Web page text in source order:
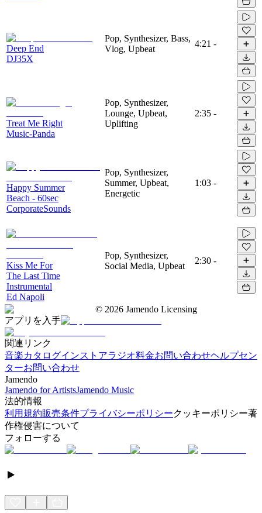
Deep End
DJ35X
Pop, Synthesizer, Bass,
Vlog, Upbeat
4:21 -
Treat Me Right
Music-Panda
Pop, Synthesizer,
Lounge, Upbeat,
Uplifting
2:35 -
Happy Summer
Beach - 60sec
CorporateSounds
Pop, Synthesizer,
Summer, Upbeat,
Energetic
1:03 -
Kiss Me For
The Last Time
Instrumental
Ed Napoli
Pop, Synthesizer,
Social Media, Upbeat
2:30 -
© 2026 Jamendo Licensing
アプリを入手
関連リンク
音楽カタログインストアラジオ料金お問い合わせヘルプセン
ターお問い合わせ
Jamendo
Jamendo for ArtistsJamendo Music
法的情報
利用規約販売条件プライバシーポリシークッキーポリシー著
作権侵害について
フォローする